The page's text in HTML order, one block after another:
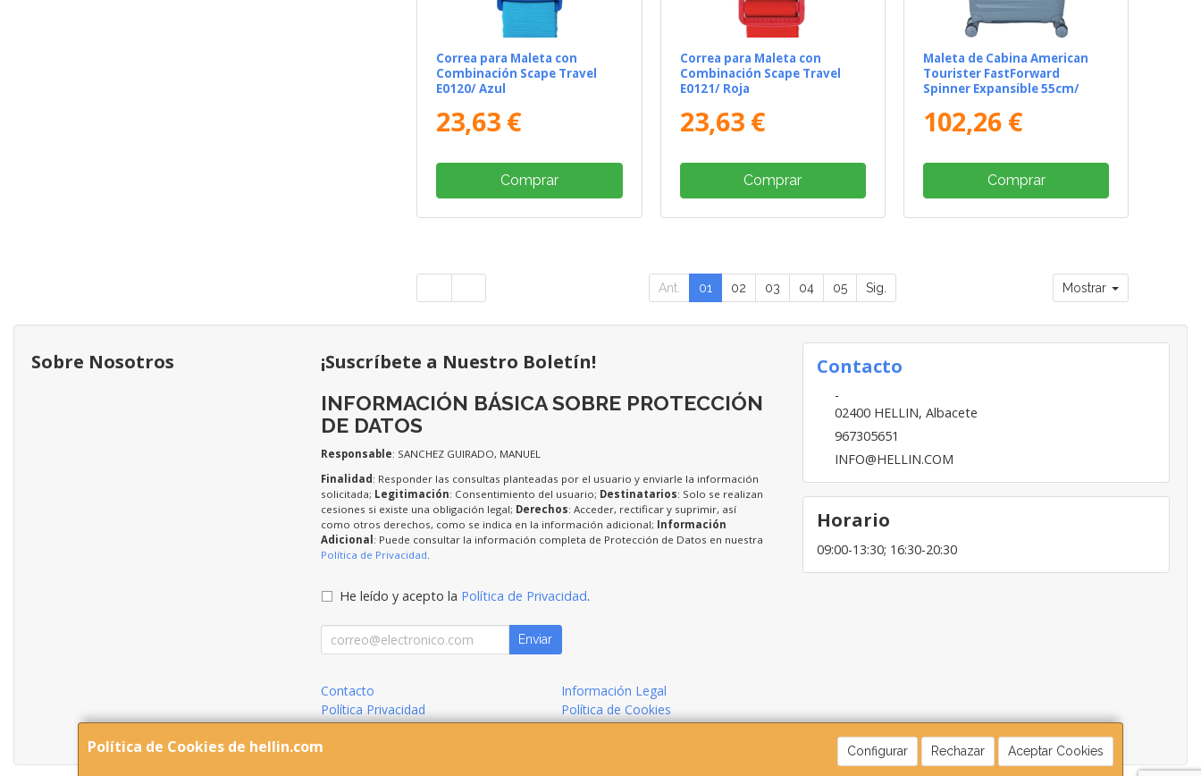
Correa para Maleta con
Combinación Scape Travel
E0120/ Azul
23,63 €
Comprar
Correa para Maleta con
Combinación Scape Travel
E0121/ Roja
23,63 €
Comprar
Maleta de Cabina American
Tourister FastForward
Spinner Expansible 55cm/
102,26 €
Comprar
Ant. 01 02 03 04 05 Sig. Mostrar
Política de Cookies de hellin.com Configurar Rechazar Aceptar Cookies
Sobre Nosotros
¡Suscríbete a Nuestro Boletín!
INFORMACIÓN BÁSICA SOBRE PROTECCIÓN
DE DATOS
Responsable: SANCHEZ GUIRADO, MANUEL
Finalidad: Responder las consultas planteadas por el usuario y enviarle la información
solicitada; Legitimación: Consentimiento del usuario; Destinatarios: Solo se realizan
cesiones si existe una obligación legal; Derechos: Acceder, rectificar y suprimir, así
como otros derechos, como se indica en la información adicional; Información
Adicional: Puede consultar la información completa de Protección de Datos en nuestra
Política de Privacidad
He leído y acepto la Política de Privacidad.
Enviar
Contacto
Información Legal
Política Privacidad
Política de Cookies
Condiciones de Compra
Formas de Pago
Contacto
-
02400 HELLIN, Albacete
967305651
INFO@HELLIN.COM
Horario
09:00-13:30; 16:30-20:30